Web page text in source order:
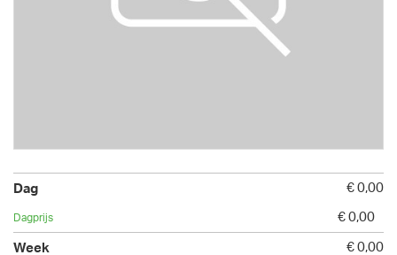
€ 0,00
€ 0,00
€ 0,00